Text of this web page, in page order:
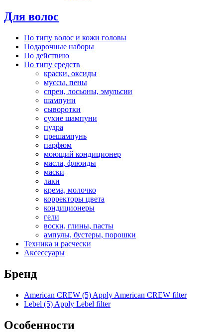
Для волос
По типу волос и кожи головы
Подарочные наборы
По действию
По типу средств
краски, оксиды
муссы, пены
спреи, лосьоны, эмульсии
шампуни
сыворотки
сухие шампуни
пудра
прешампунь
парфюм
моющий кондиционер
масла, флюиды
маски
лаки
крема, молочко
корректоры цвета
кондиционеры
гели
воски, глины, пасты
ампулы, бустеры, порошки
Техника и расчески
Аксессуары
Бренд
American CREW (5) Apply American CREW filter
Lebel (5) Apply Lebel filter
Особенности